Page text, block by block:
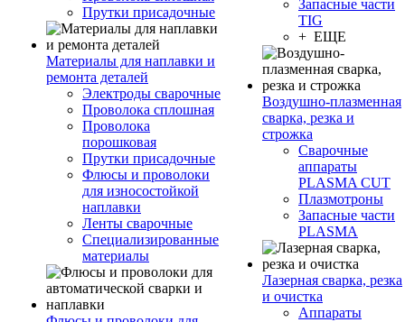
Прутки присадочные
Материалы для наплавки и
ремонта деталей
Электроды сварочные
Проволока сплошная
Проволока
порошковая
Прутки присадочные
Флюсы и проволоки
для износостойкой
наплавки
Ленты сварочные
Специализированные
материалы
Запасные части
TIG
+ ЕЩЕ
Воздушно-плазменная
сварка, резка и
строжка
Сварочные
аппараты
PLASMA CUT
Плазмотроны
Запасные части
PLASMA
Лазерная сварка, резка
и очистка
Аппараты